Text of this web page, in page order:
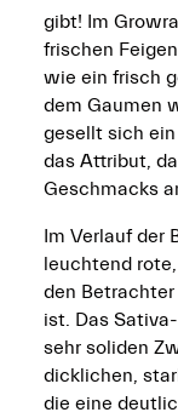
gibt! Im
frischen
wie ein frisch
dem Gaumen
gesellt sich ein
das Attribut,
Geschmacks
Im Verlauf der
leuchtend
den
ist. Das
sehr soliden
dicklichen,
die eine